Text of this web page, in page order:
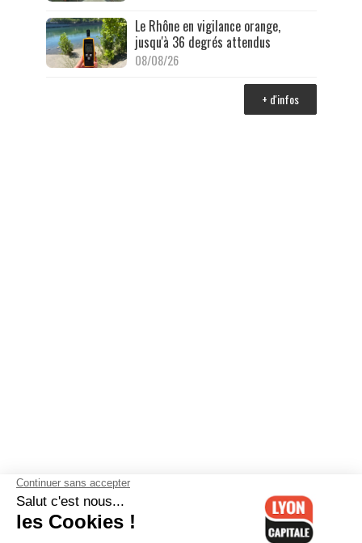
Le Rhône en vigilance orange,
jusqu'à 36 degrés attendus
08/08/26
+ d'infos